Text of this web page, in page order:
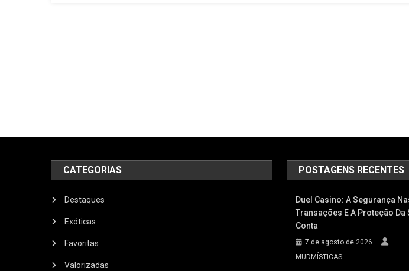
CATEGORIAS
Destaques
Exóticas
Favoritas
Valorizadas
POSTAGENS RECENTES
Duel Casino: A Segurança
Transações E A Proteção Da
Conta
7 de agosto de 2026
MUDMÍSTICAS